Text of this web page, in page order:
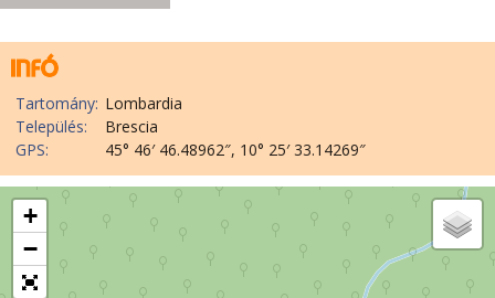
Tartomány: Lombardia
Település:
Brescia
GPS:
45° 46′ 46.48962″, 10° 25′ 33.14269″
+
−